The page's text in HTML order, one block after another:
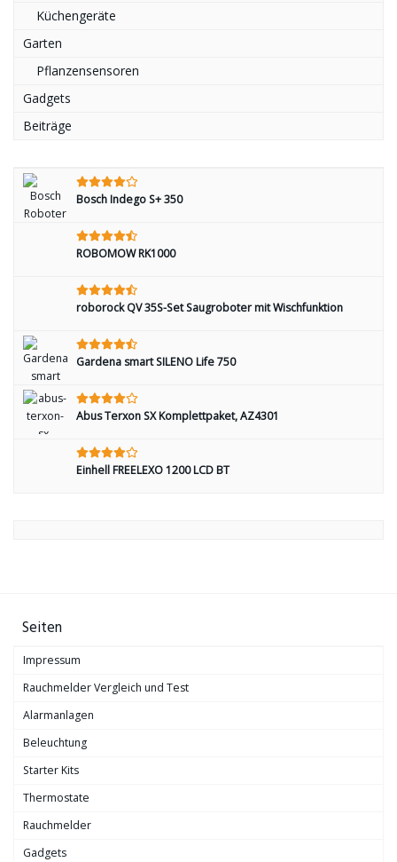
Küchengeräte
Garten
Pflanzensensoren
Gadgets
Beiträge
Bosch Indego S+ 350
ROBOMOW RK1000
roborock QV 35S-Set Saugroboter mit Wischfunktion
Gardena smart SILENO Life 750
Abus Terxon SX Komplettpaket, AZ4301
Einhell FREELEXO 1200 LCD BT
Seiten
Impressum
Rauchmelder Vergleich und Test
Alarmanlagen
Beleuchtung
Starter Kits
Thermostate
Rauchmelder
Gadgets